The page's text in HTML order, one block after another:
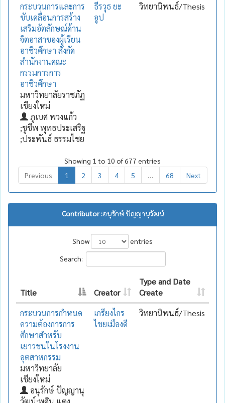
กระบวนการและการ
ขับเคลื่อนการสร้าง
เสริมอัตลักษณ์ด้าน
จิตอาสาของผู้เรียน
อาชีวศึกษา สังกัด
สำนักงานคณะ
กรรมการการ
อาชีวศึกษา
มหาวิทยาลัยราชภัฏ
เชียงใหม่
ภูเบศ พวงแก้ว
;ชูชีพ พุทธประเสริฐ
;ประพันธ์ ธรรมไชย
ธีรวุธ ยะ
อูป
วิทยานิพนธ์/Thesis
Showing 1 to 10 of 677 entries
Previous
1 2 3 4 5 68 Next
Contributor :อนุรักษ์ ปัญญานุวัฒน์
Show
entries
Search:
Title Creator
Type and Date
Create
กระบวนการกำหนด
ความต้องการการ
ศึกษาสำหรับ
เยาวชนในโรงงาน
อุตสาหกรรม
มหาวิทยาลัย
เชียงใหม่
อนุรักษ์ ปัญญานุ
เกรียงไกร
ไชยเมืองดี
วิทยานิพนธ์/Thesis